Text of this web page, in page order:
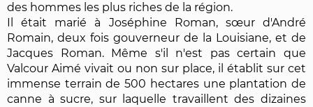
des hommes les plus riches de la région.
Il était marié à Joséphine Roman, sœur d'André
Romain, deux fois gouverneur de la Louisiane, et de
Jacques Roman. Même s'il n'est pas certain que
Valcour Aimé vivait ou non sur place, il établit sur cet
immense terrain de 500 hectares une plantation de
canne à sucre, sur laquelle travaillent des dizaines